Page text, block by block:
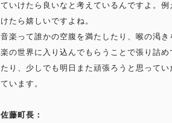
ていけたら良いなと考えているんですよ。
けたら嬉しいですよね。
音楽って誰かの空腹を満たしたり、喉の渇
楽の世界に入り込んでもらうことで張り詰
たり、少しでも明日また頑張ろうと思って
ています。
佐藤町長：